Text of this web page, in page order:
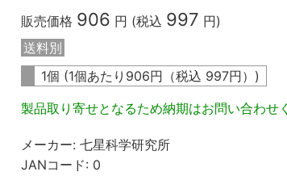
販売価格 906 円 (税込 997 円)
送料別
1個 (1個あたり 906円（税込 997円）)
製品取り寄せとなるため納期はお問い合わせ
メーカー: 七星科学研究所
JANコード: 0